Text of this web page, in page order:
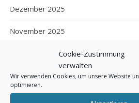
Cookie-Zustimmung
verwalten
Wir verwenden Cookies, um unsere Website
optimieren.
Dezember 2025
November 2025
September 2025
August 2025